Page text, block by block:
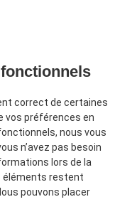
correct de certaines
vos préférences en
nous vous
n’avez pas besoin
lors de la
éléments restent
pouvons placer